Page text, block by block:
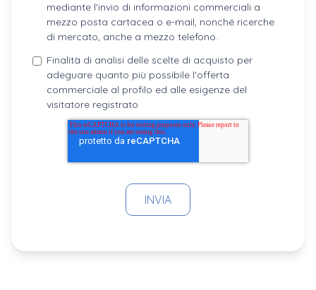
mediante l'invio di informazioni commerciali a
mezzo posta cartacea o e-mail, nonché ricerche
di mercato, anche a mezzo telefono.
Finalità di analisi delle scelte di acquisto per
adeguare quanto più possibile l'offerta
commerciale al profilo ed alle esigenze del
visitatore registrato